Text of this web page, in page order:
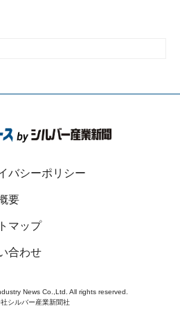
バシーポリシー
要
マップ
合わせ
News Co.,Ltd. All rights reserved.
シルバー産業新聞社